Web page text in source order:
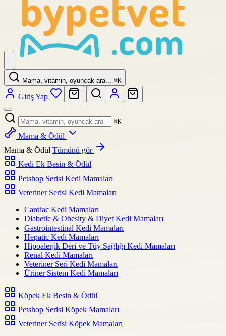
Mama, vitamin, oyuncak ara... ⌘K
Giriş Yap
⌘K
Mama & Ödül
Mama & Ödül Tümünü gör
Kedi Ek Besin & Ödül
Petshop Serisi Kedi Mamaları
Veteriner Serisi Kedi Mamaları
Cardiac Kedi Mamaları
Diabetic & Obesity & Diyet Kedi Mamaları
Gastrointestinal Kedi Mamaları
Hepatic Kedi Mamaları
Hipoalerjik Deri ve Tüy Sağlığı Kedi Mamaları
Renal Kedi Mamaları
Veteriner Seri Kedi Mamaları
Üriner Sistem Kedi Mamaları
Köpek Ek Besin & Ödül
Petshop Serisi Köpek Mamaları
Veteriner Serisi Köpek Mamaları